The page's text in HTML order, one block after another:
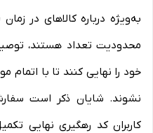
به‌ویژه درباره کالاهای در
محدودیت تعداد هستند،
خود را نهایی کنند تا با اتمام
نشوند. شایان ذکر است
کاربران کد رهگیری نهایی